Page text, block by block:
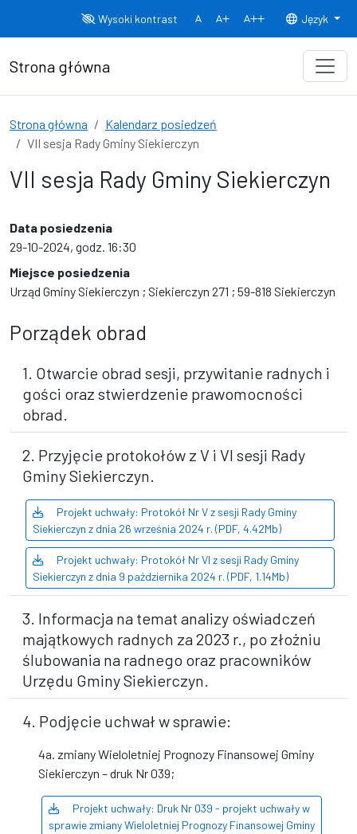
Wysoki kontrast
Normalny rozmiar czcionki
Rozmiar czcionki 150% Rozmiar
Język
Strona główna
Strona główna
Kalendarz posiedzeń
VII sesja Rady Gminy Siekierczyn
VII sesja Rady Gminy Siekierczyn
Data posiedzenia
29-10-2024, godz. 16:30
Miejsce posiedzenia
Urząd Gminy Siekierczyn ; Siekierczyn 271 ; 59-818 Siekierczyn
Porządek obrad
1. Otwarcie obrad sesji, przywitanie radnych i
gości oraz stwierdzenie prawomocności
obrad.
2. Przyjęcie protokołów z V i VI sesji Rady
Gminy Siekierczyn.
Projekt uchwały: Protokół Nr V z sesji Rady Gminy
Siekierczyn z dnia 26 września 2024 r. (PDF, 4.42Mb)
Projekt uchwały: Protokół Nr VI z sesji Rady Gminy
Siekierczyn z dnia 9 października 2024 r. (PDF, 1.14Mb)
3. Informacja na temat analizy oświadczeń
majątkowych radnych za 2023 r., po złożniu
ślubowania na radnego oraz pracowników
Urzędu Gminy Siekierczyn.
4. Podjęcie uchwał w sprawie:
4a. zmiany Wieloletniej Prognozy Finansowej Gminy
Siekierczyn – druk Nr 039;
Projekt uchwały: Druk Nr 039 - projekt uchwały w
sprawie zmiany Wieloletniej Prognozy Finansowej Gminy